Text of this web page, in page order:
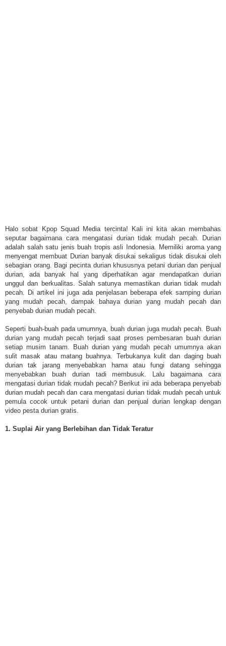
Halo sobat Kpop Squad Media tercinta! Kali ini kita akan membahas
seputar bagaimana cara mengatasi durian tidak mudah pecah. Durian
adalah salah satu jenis buah tropis asli Indonesia. Memiliki aroma yang
menyengat membuat Durian banyak disukai sekaligus tidak disukai oleh
sebagian orang. Bagi pecinta durian khususnya petani durian dan penjual
durian, ada banyak hal yang diperhatikan agar mendapatkan durian
unggul dan berkualitas. Salah satunya memastikan durian tidak mudah
pecah. Di artikel ini juga ada penjelasan beberapa efek samping durian
yang mudah pecah, dampak bahaya durian yang mudah pecah dan
penyebab durian mudah pecah.
Seperti buah-buah pada umumnya, buah durian juga mudah pecah. Buah
durian yang mudah pecah terjadi saat proses pembesaran buah durian
setiap musim tanam. Buah durian yang mudah pecah umumnya akan
sulit masak atau matang buahnya. Terbukanya kulit dan daging buah
durian tak jarang menyebabkan hama atau fungi datang sehingga
menyebabkan buah durian tadi membusuk. Lalu bagaimana cara
mengatasi durian tidak mudah pecah? Berikut ini ada beberapa penyebab
durian mudah pecah dan cara mengatasi durian tidak mudah pecah untuk
pemula cocok untuk petani durian dan penjual durian lengkap dengan
video pesta durian gratis.
1. Suplai Air yang Berlebihan dan Tidak Teratur